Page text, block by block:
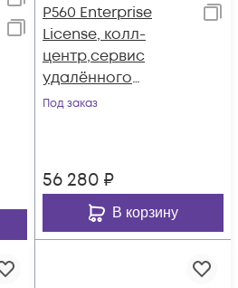
P560 Enterprise
License, колл-
центр,сервис
удалённого
доступа (годовая)
Под заказ
56 280 ₽
В корзину